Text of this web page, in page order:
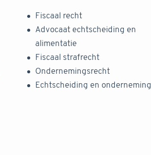
Fiscaal recht
Advocaat echtscheiding en
alimentatie
Fiscaal strafrecht
Ondernemingsrecht
Echtscheiding en onderneming